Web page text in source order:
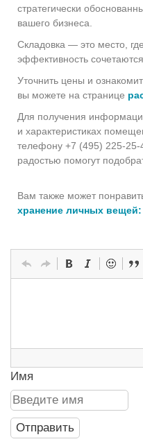
стратегически
вашего бизнеса.
Складовка — это место,
эффективность
Уточнить цены и
вы можете на странице
Для получения
и характеристиках
телефону +7 (495) 225-
радостью помогут
Вам также может
хранение личных
Имя